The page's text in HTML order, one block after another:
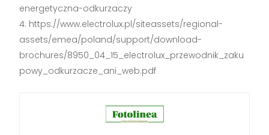
energetyczna-odkurzaczy
https://www.electrolux.pl/siteassets/regional-
assets/emea/poland/support/download-
brochures/8950_04_15_electrolux_przewodnik_zaku
powy_odkurzacze_ani_web.pdf